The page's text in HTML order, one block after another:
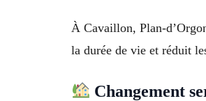
À Cavaillon, Plan-
la durée de vie et réduit
Changement